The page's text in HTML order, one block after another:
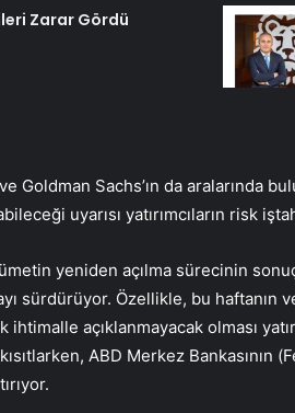
Zarar Gördü
Goldman Sachs’ın da aralarında
uyarısı yatırımcıların risk
yeniden açılma sürecinin
sürdürüyor. Özellikle, bu haftanın
açıklanmayacak olması
ABD Merkez Bankasının